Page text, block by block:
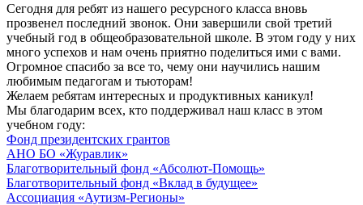
Сегодня для ребят из нашего ресурсного класса вновь
прозвенел последний звонок. Они завершили свой третий
учебный год в общеобразовательной школе. В этом году у них
много успехов и нам очень приятно поделиться ими с вами.
Огромное спасибо за все то, чему они научились нашим
любимым педагогам и тьюторам!
Желаем ребятам интересных и продуктивных каникул!
Мы благодарим всех, кто поддерживал наш класс в этом
учебном году:
Фонд президентских грантов
АНО БО «Журавлик»
Благотворительный фонд «Абсолют-Помощь»
Благотворительный фонд «Вклад в будущее»
Ассоциация «Аутизм-Регионы»